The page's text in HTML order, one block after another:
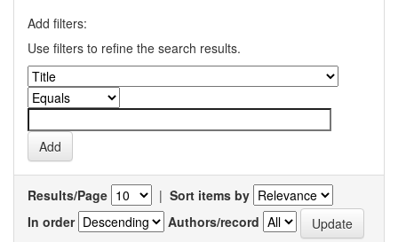
Add filters:
Use filters to refine the search results.
Results/Page | Sort items by
In order
Authors/record